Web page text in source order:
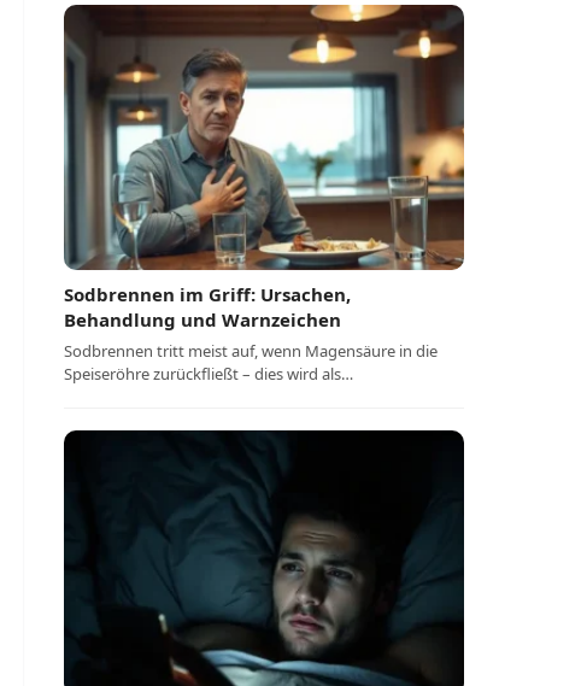
Sodbrennen im Griff: Ursachen,
Behandlung und Warnzeichen
Sodbrennen tritt meist auf, wenn Magensäure in die
Speiseröhre zurückfließt – dies wird als…